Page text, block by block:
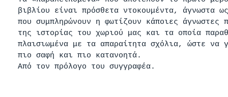
βιβλίου είναι πρόσθετα ντοκουμέντα, άγνωστα
που συμπληρώνουν η φωτίζουν κάποιες άγνωστες
της ιστορίας του χωριού μας και τα οποία
πλαισιωμένα με τα απαραίτητα σχόλια, ώστε να
πιο σαφή και πιο κατανοητά.
Από τον πρόλογο του συγγραφέα.